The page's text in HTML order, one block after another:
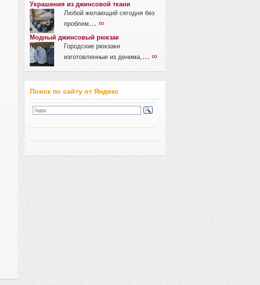
Украшения из джинсовой ткани
Любой желающий сегодня без
проблем … ∞
Модный джинсовый рюкзак
Городские рюкзаки
изготовленные из денима, … ∞
Поиск по сайту от Яндекс